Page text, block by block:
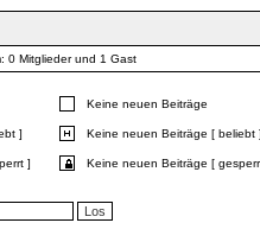
0 Mitglieder und 1 Gast
Keine neuen Beiträge
] Keine neuen Beiträge [ beliebt ]
] Keine neuen Beiträge [